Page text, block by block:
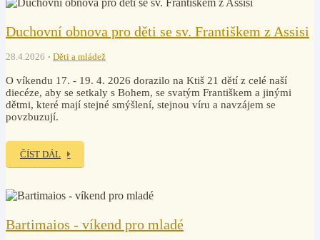
Duchovní obnova pro děti se sv. Františkem z Assisi
28.4.2026 Děti a mládež
O víkendu 17. - 19. 4. 2026 dorazilo na Ktiš 21 dětí z celé naší
diecéze, aby se setkaly s Bohem, se svatým Františkem a jinými
dětmi, které mají stejné smýšlení, stejnou víru a navzájem se
povzbuzují.
ČÍST DÁL
Bartimaios - víkend pro mladé